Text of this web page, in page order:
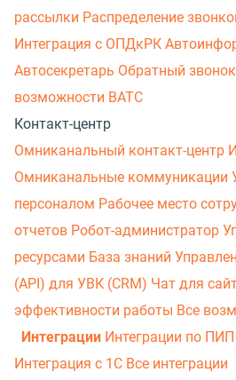
рассылки Распределение
Интеграция с ОПДкРК
Автосекретарь Обратный
возможности ВАТС
Контакт-центр
Омниканальный контакт-центр
Омниканальные коммуникации
персоналом Рабочее место
отчетов Робот-администратор
ресурсами База знаний
(API) для УВК (CRM) Чат для
эффективности работы Все
Интеграции Интеграции по ПИП
Интеграция с 1С Все интеграции